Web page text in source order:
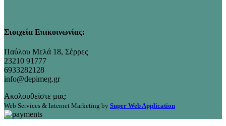
Στοιχεία Επικοινωνίας:
Παύλου Μελά 18, Σέρρες
23210 91777
6933282128
info@depimeg.gr
Ακολουθείστε μας:
Web Services & Internet Marketing by Super Web Application